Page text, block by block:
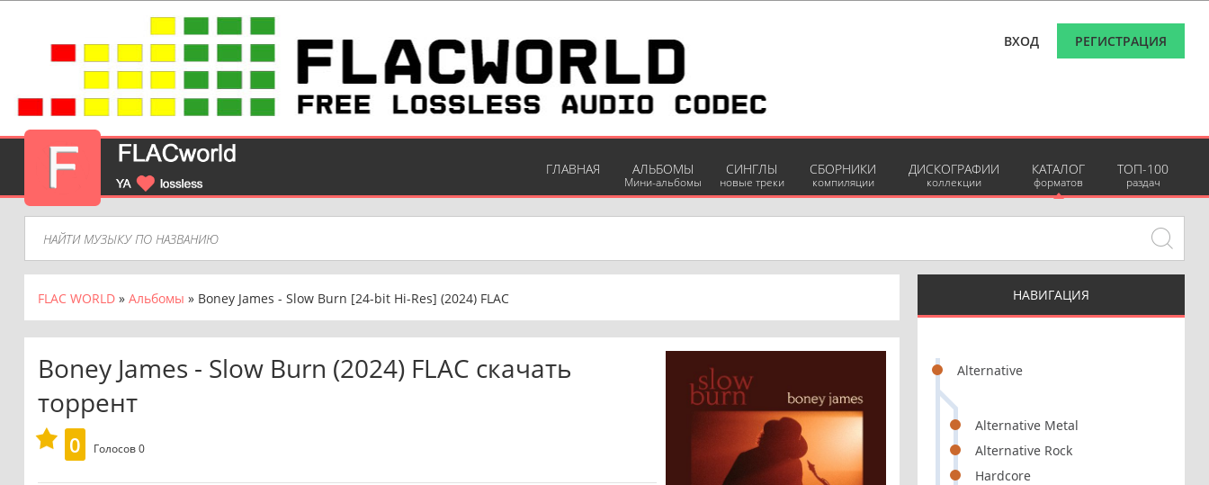
ВХОД РЕГИСТРАЦИЯ
ГЛАВНАЯ АЛЬБОМЫ
Мини-альбомы
СИНГЛЫ
новые треки
СБОРНИКИ
компиляции
ДИСКОГРАФИИ
коллекции
КАТАЛОГ
форматов
ТОП-100
раздач
НАВИГАЦИЯ
Alternative
Alternative Metal
Alternative Rock
Hardcore
FLAC WORLD » Альбомы » Boney James - Slow Burn [24-bit Hi-Res] (2024) FLAC
Boney James - Slow Burn (2024) FLAC скачать
торрент
0 Голосов0